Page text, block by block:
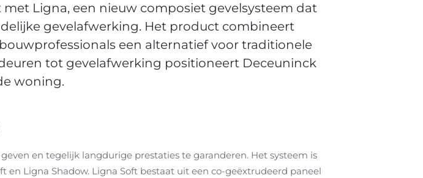
Ligna, een nieuw composiet gevelsysteem dat
gevelafwerking. Het product combineert
een alternatief voor traditionele
tot gevelafwerking positioneert Deceuninck
woning.
en tegelijk langdurige prestaties te garanderen. Het systeem is
Ligna Shadow. Ligna Soft bestaat uit een co-geëxtrudeerd paneel